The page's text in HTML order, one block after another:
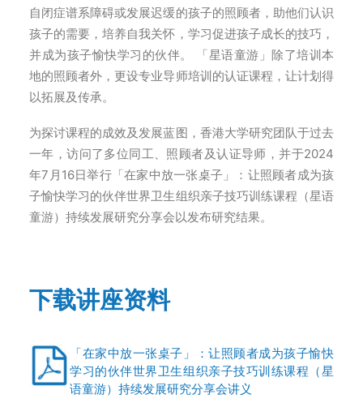
自闭症谱系障碍或发展迟缓的孩子的照顾者，助他们认识
孩子的需要，培养自我关怀，学习促进孩子成长的技巧，
并成为孩子愉快学习的伙伴。 「星语童游」除了培训本
地的照顾者外，更设专业导师培训的认证课程，让计划得
以拓展及传承。
为探讨课程的成效及发展蓝图，香港大学研究团队于过去
一年，访问了多位同工、照顾者及认证导师，并于2024
年7月16日举行「在家中放一张桌子」：让照顾者成为孩
子愉快学习的伙伴世界卫生组织亲子技巧训练课程（星语
童游）持续发展研究分享会以发布研究结果。
下载讲座资料
「在家中放一张桌子」：让照顾者成为孩子愉快
学习的伙伴世界卫生组织亲子技巧训练课程（星
语童游）持续发展研究分享会讲义